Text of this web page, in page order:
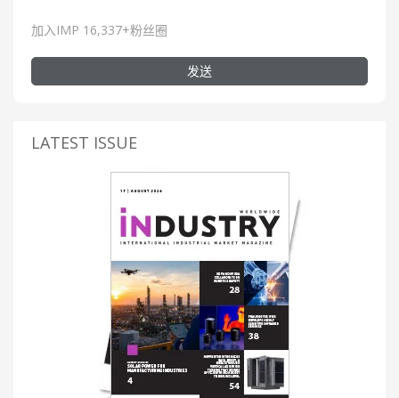
加入IMP 16,337+粉丝圈
发送
LATEST ISSUE